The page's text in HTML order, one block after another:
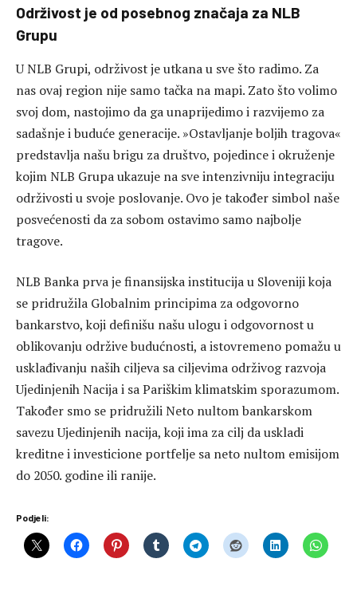
Održivost je od posebnog značaja za NLB
Grupu
U NLB Grupi, održivost je utkana u sve što radimo. Za
nas ovaj region nije samo tačka na mapi. Zato što volimo
svoj dom, nastojimo da ga unaprijedimo i razvijemo za
sadašnje i buduće generacije. »Ostavljanje boljih tragova«
predstavlja našu brigu za društvo, pojedince i okruženje
kojim NLB Grupa ukazuje na sve intenzivniju integraciju
održivosti u svoje poslovanje. Ovo je također simbol naše
posvećenosti da za sobom ostavimo samo najbolje
tragove.
NLB Banka prva je finansijska institucija u Sloveniji koja
se pridružila Globalnim principima za odgovorno
bankarstvo, koji definišu našu ulogu i odgovornost u
oblikovanju održive budućnosti, a istovremeno pomažu u
usklađivanju naših ciljeva sa ciljevima održivog razvoja
Ujedinjenih Nacija i sa Pariškim klimatskim sporazumom.
Također smo se pridružili Neto nultom bankarskom
savezu Ujedinjenih nacija, koji ima za cilj da uskladi
kreditne i investicione portfelje sa neto nultom emisijom
do 2050. godine ili ranije.
Podjeli: